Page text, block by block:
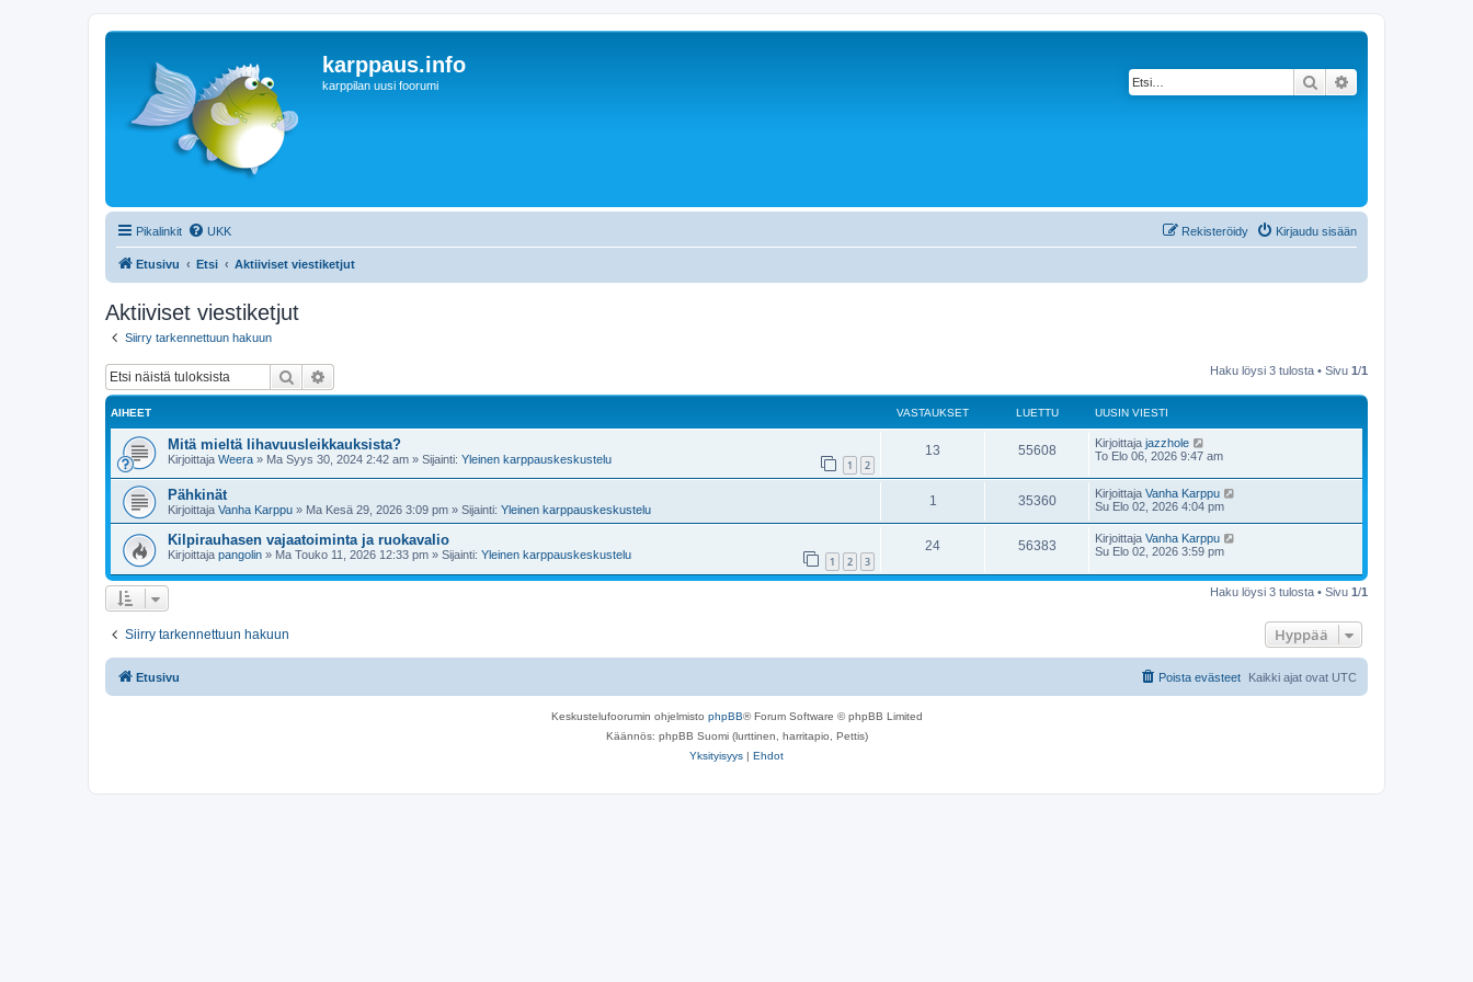
karppaus.info
karppilan uusi foorumi Etsi
Pikalinkit UKK Kirjaudu sisään
Rekisteröidy
Etusivu Etsi Aktiiviset viestiketjut
Aktiiviset viestiketjut
Siirry tarkennettuun hakuun
Etsi Haku löysi 3 tulosta • Sivu 1/1
AIHEET VASTAUKSET LUETTU UUSIN VIESTI
Mitä mieltä lihavuusleikkauksista?
Kirjoittaja Weera » Ma Syys 30, 2024 2:42 am » Sijainti: Yleinen karppauskeskustelu 1 2
13 55608 Kirjoittaja jazzhole
To Elo 06, 2026 9:47 am
Pähkinät
Kirjoittaja Vanha Karppu » Ma Kesä 29, 2026 3:09 pm » Sijainti: Yleinen karppauskeskustelu
1 35360 Kirjoittaja Vanha Karppu
Su Elo 02, 2026 4:04 pm
Kilpirauhasen vajaatoiminta ja ruokavalio
Kirjoittaja pangolin » Ma Touko 11, 2026 12:33 pm » Sijainti: Yleinen karppauskeskustelu 1 2 3
24 56383 Kirjoittaja Vanha Karppu
Su Elo 02, 2026 3:59 pm
Haku löysi 3 tulosta • Sivu 1/1
Siirry tarkennettuun hakuun Hyppää
Etusivu Kaikki ajat ovat UTC
Poista evästeet
Keskustelufoorumin ohjelmisto phpBB® Forum Software © phpBB Limited
Käännös: phpBB Suomi (lurttinen, harritapio, Pettis)
Yksityisyys | Ehdot